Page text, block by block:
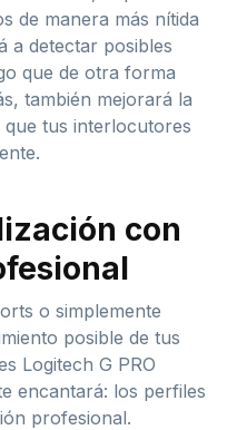
de manera más nítida
a detectar posibles
que de otra forma
también mejorará la
tus interlocutores
con
o simplemente
posible de tus
Logitech G PRO
encantará: los perfiles
profesional.